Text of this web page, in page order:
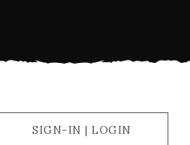
SIGN-IN | LOGIN